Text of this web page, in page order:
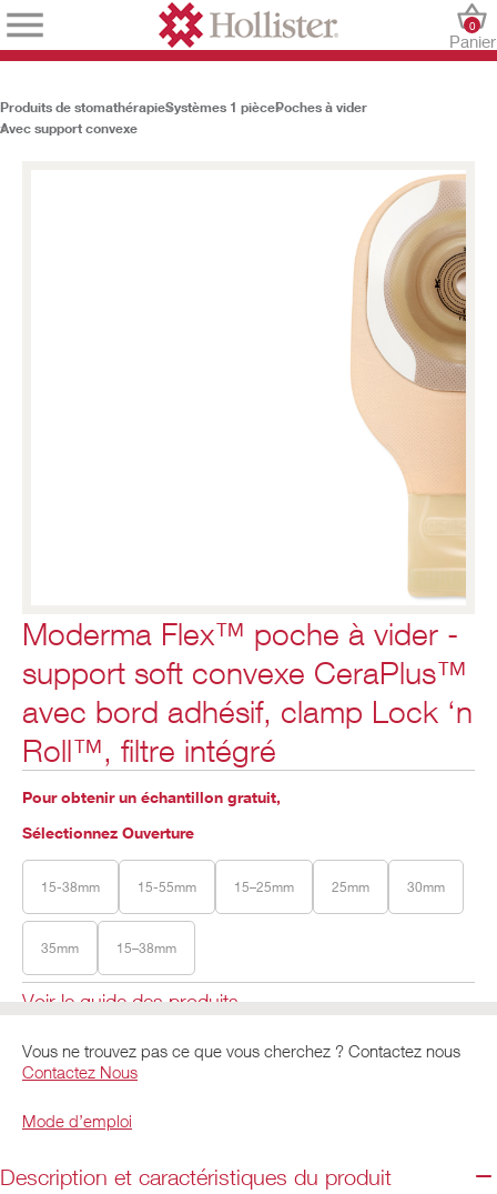
Panier
0
Produits de stomathérapieSystèmes 1 piècePoches à vider
Avec support convexe
Moderma Flex™ poche à vider -
support soft convexe CeraPlus™
avec bord adhésif, clamp Lock ‘n
Roll™, filtre intégré
Pour obtenir un échantillon gratuit,
Sélectionnez Ouverture
15-38mm 15-55mm 15–25mm 25mm 30mm
35mm 15–38mm
Voir le guide des produits
Vous ne trouvez pas ce que vous cherchez ? Contactez nous
Contactez Nous
Mode d’emploi
Description et caractéristiques du produit